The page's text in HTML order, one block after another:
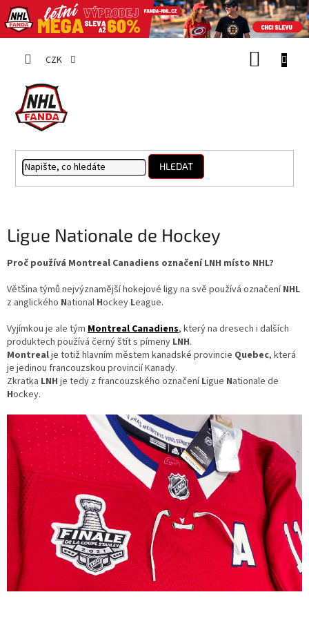
CZK
HLEDAT
Ligue Nationale de Hockey
Proč používá Montreal Canadiens označení LNH místo NHL?
Většina týmů nejvýznamější hokejové ligy na svě používá označeníNHL
z anglického National Hockey League.
Vyjímkou je ale tým Montreal Canadiens, který na dresech i dalších
produktech používá černý štít s pímeny LNH.
Montrealje totiž hlavním městem kanadské provincie Quebec, která
je jedinou francouzskou provincií Kanady.
Zkratka LNH je tedy z francouzského označeníLigue Nationale de
Hockey.